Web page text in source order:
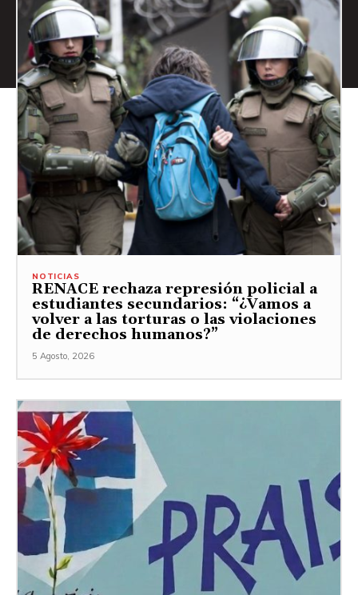
NOTICIAS
RENACE rechaza represión policial a
estudiantes secundarios: “¿Vamos a
volver a las torturas o las violaciones
de derechos humanos?”
5 Agosto, 2026